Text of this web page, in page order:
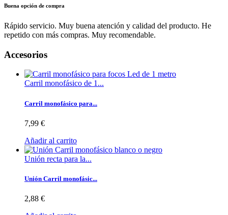
Buena opción de compra
Rápido servicio. Muy buena atención y calidad del producto. He
repetido con más compras. Muy recomendable.
Accesorios
Carril monofásico de 1...
Carril monofásico para...
7,99 €
Añadir al carrito
Unión recta para la...
Unión Carril monofásic...
2,88 €